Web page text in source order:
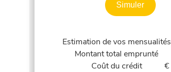
Simuler
Estimation de vos mensualités
Montant total emprunté
Coût du crédit
€